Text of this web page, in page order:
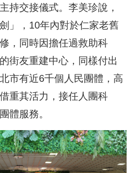
持交接儀式。李美珍說，
」，10年內對於仁家老舊
，同時因擔任過救助科
街友重建中心，同樣付出
市有近6千個人民團體，高
重其活力，接任人團科
體服務。